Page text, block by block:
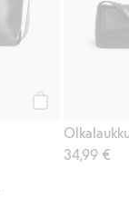
34,99 €